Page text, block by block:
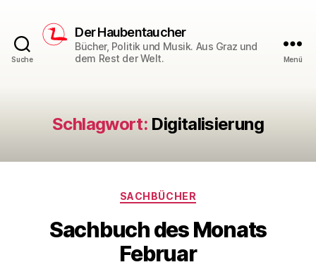
Suche
Der Haubentaucher
Bücher, Politik und Musik. Aus Graz und
dem Rest der Welt.
Menü
Schlagwort: Digitalisierung
Kategorien
SACHBÜCHER
Sachbuch des Monats
Februar